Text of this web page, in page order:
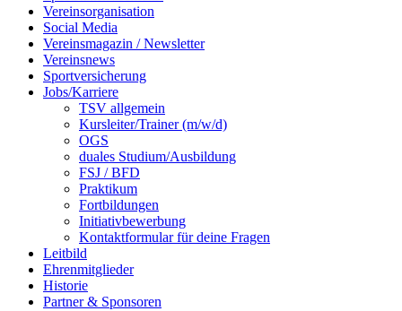
Vereinsorganisation
Social Media
Vereinsmagazin / Newsletter
Vereinsnews
Sportversicherung
Jobs/Karriere
TSV allgemein
Kursleiter/Trainer (m/w/d)
OGS
duales Studium/Ausbildung
FSJ / BFD
Praktikum
Fortbildungen
Initiativbewerbung
Kontaktformular für deine Fragen
Leitbild
Ehrenmitglieder
Historie
Partner & Sponsoren